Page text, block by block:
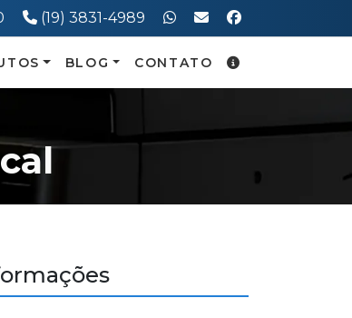
Telefone:
(19) 3831-4989
BLOG CONTATO